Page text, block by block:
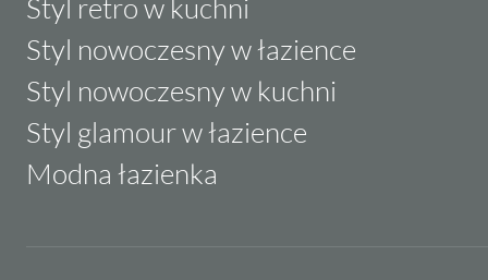
Styl retro w kuchni
Styl nowoczesny w łazience
Styl nowoczesny w kuchni
Styl glamour w łazience
Modna łazienka